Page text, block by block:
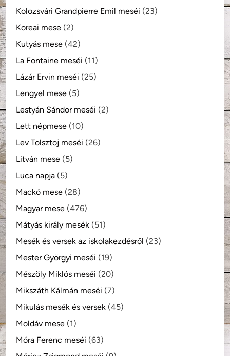
Kolozsvári Grandpierre Emil meséi (23)
Koreai mese (2)
Kutyás mese (42)
La Fontaine meséi (11)
Lázár Ervin meséi (25)
Lengyel mese (5)
Lestyán Sándor meséi (2)
Lett népmese (10)
Lev Tolsztoj meséi (26)
Litván mese (5)
Luca napja (5)
Mackó mese (28)
Magyar mese (476)
Mátyás király mesék (51)
Mesék és versek az iskolakezdésről (23)
Mester Györgyi meséi (19)
Mészöly Miklós meséi (20)
Mikszáth Kálmán meséi (7)
Mikulás mesék és versek (45)
Moldáv mese (1)
Móra Ferenc meséi (63)